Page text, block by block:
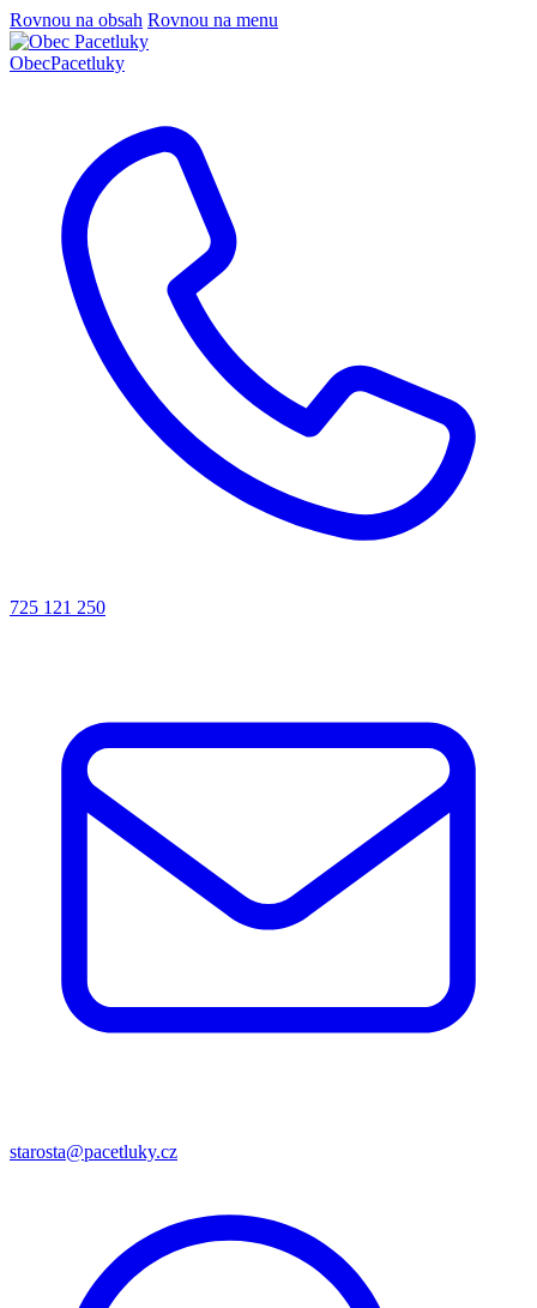
Rovnou na obsah Rovnou na menu
ObecPacetluky
725 121 250
starosta@pacetluky.cz